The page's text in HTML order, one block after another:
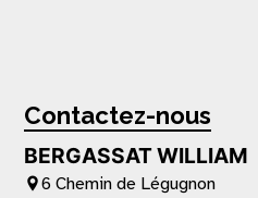
Contactez-nous
BERGASSAT WILLIAM
6 Chemin de Légugnon